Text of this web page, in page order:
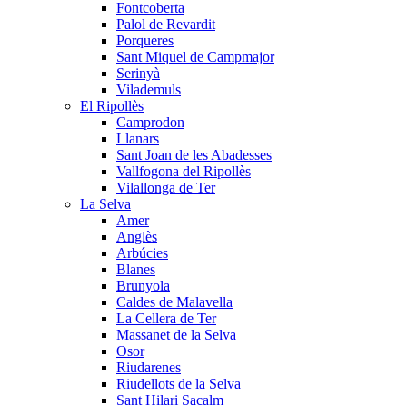
Fontcoberta
Palol de Revardit
Porqueres
Sant Miquel de Campmajor
Serinyà
Vilademuls
El Ripollès
Camprodon
Llanars
Sant Joan de les Abadesses
Vallfogona del Ripollès
Vilallonga de Ter
La Selva
Amer
Anglès
Arbúcies
Blanes
Brunyola
Caldes de Malavella
La Cellera de Ter
Massanet de la Selva
Osor
Riudarenes
Riudellots de la Selva
Sant Hilari Sacalm